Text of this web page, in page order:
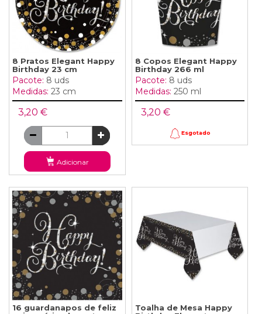
8 Pratos Elegant Happy
Birthday 23 cm
Pacote: 8 uds
Medidas: 23 cm
3,20 €
Adicionar
8 Copos Elegant Happy
Birthday 266 ml
Pacote: 8 uds
Medidas: 250 ml
3,20 €
Esgotado
16 guardanapos de feliz
Toalha de Mesa Happy